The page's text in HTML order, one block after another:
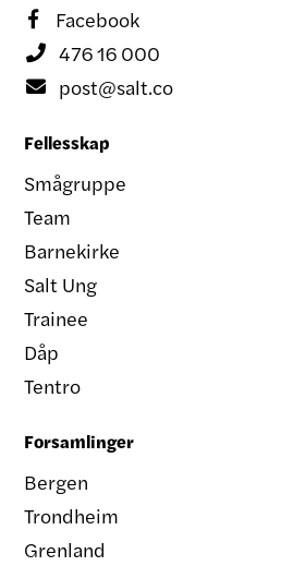
 Facebook
 476 16 000
 post@salt.co
Fellesskap
Smågruppe
Team
Barnekirke
Salt Ung
Trainee
Dåp
Tentro
Forsamlinger
Bergen
Trondheim
Grenland